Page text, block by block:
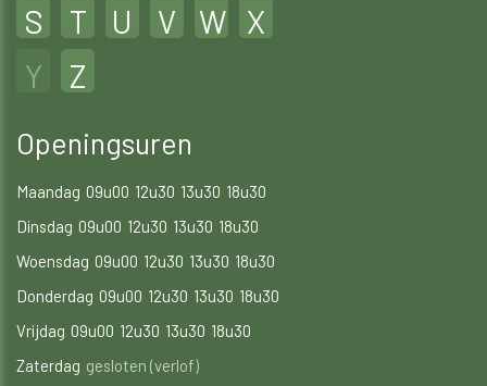
S
T U V W X
Y
Z
Openingsuren
Maandag 09u00 12u30 13u30 18u30
Dinsdag 09u00 12u30 13u30 18u30
Woensdag 09u00 12u30 13u30 18u30
Donderdag 09u00 12u30 13u30 18u30
Vrijdag 09u00 12u30 13u30 18u30
Zaterdag gesloten (verlof)